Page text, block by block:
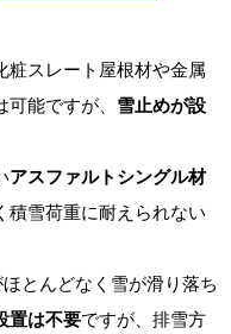
スレート屋根材や金属
能ですが、 雪止めが設
アスファルトシングル材
積雪荷重に耐えられない
とんどなく雪が滑り落ち
置は不要ですが、排雪方